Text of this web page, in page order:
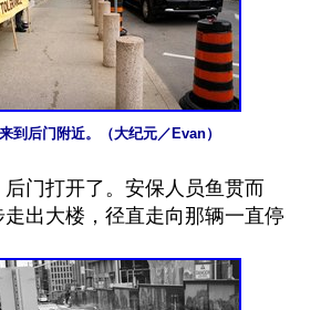
到后门附近。（大纪元／Evan）
门打开了。安保人员鱼贯而
出大楼，径直走向那辆一直停